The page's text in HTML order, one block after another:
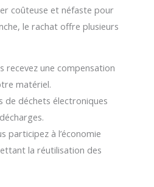
coûteuse et néfaste pour
le rachat offre plusieurs
recevez une compensation
matériel.
de déchets électroniques
participez à l’économie
la réutilisation des